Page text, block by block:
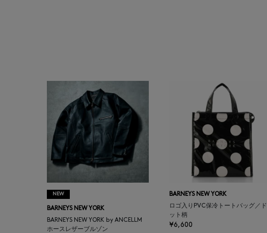
ATHLETICS FTWR
ATTO VANNUCCI
FIRENZE
AURALEE
AUTRY
BAGUTTA
NEW
BARNEYS NEW YORK
BARNEYS NEW YORK by ANCELLM
ホースレザーブルゾン
BARNEYS NEW YORK
ロゴ入りPVC保冷トートバッグ／ド
ット柄
¥6,600